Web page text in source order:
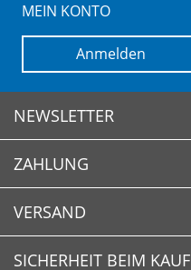
MEIN KONTO
Anmelden
NEWSLETTER
Newsletter abonnieren
Newsletter abbestellen
ZAHLUNG
VERSAND
SICHERHEIT BEIM KAUF